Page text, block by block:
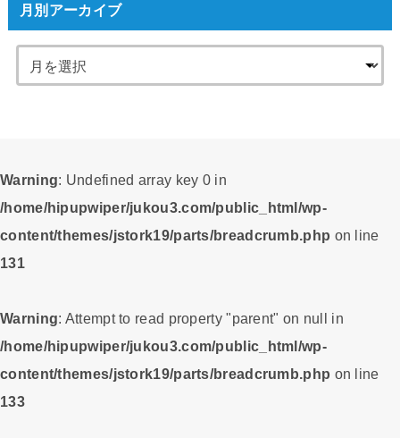
月別アーカイブ
Warning: Undefined array key 0 in
/home/hipupwiper/jukou3.com/public_html/wp-
content/themes/jstork19/parts/breadcrumb.php on line
131
Warning: Attempt to read property "parent" on null in
/home/hipupwiper/jukou3.com/public_html/wp-
content/themes/jstork19/parts/breadcrumb.php on line
133